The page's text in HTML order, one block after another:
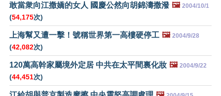
敢當衆向江撒嬌的女人 國慶公然向胡錦濤撒潑 🖼️ 2004/10/1
(54,175次)
上海幫又遭一擊！號稱世界第一高樓硬停工 🖼️ 2004/9/28
(42,082次)
120萬高幹家屬境外定居 中共在太平間裏化妝 🖼️ 2004/9/22
(44,451次)